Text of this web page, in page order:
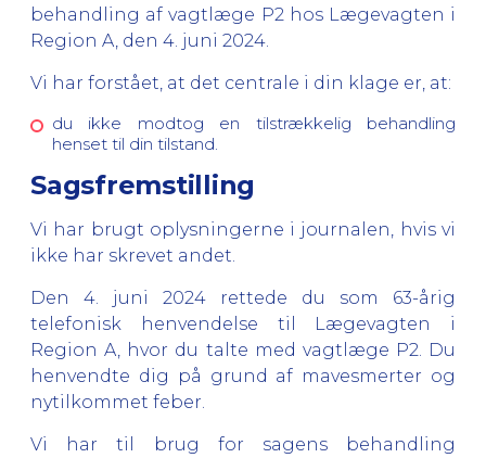
behandling af vagtlæge P2 hos Lægevagten i
Region A, den 4. juni 2024.
Vi har forstået, at det centrale i din klage er, at:
du ikke modtog en tilstrækkelig behandling
henset til din tilstand.
Sagsfremstilling
Vi har brugt oplysningerne i journalen, hvis vi
ikke har skrevet andet.
Den 4. juni 2024 rettede du som 63-årig
telefonisk henvendelse til Lægevagten i
Region A, hvor du talte med vagtlæge P2. Du
henvendte dig på grund af mavesmerter og
nytilkommet feber.
Vi har til brug for sagens behandling